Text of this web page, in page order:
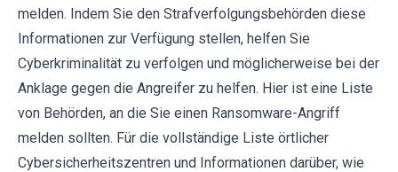
melden. Indem Sie den Strafverfolgungsbehörden diese
Informationen zur Verfügung stellen, helfen Sie
Cyberkriminalität zu verfolgen und möglicherweise bei der
Anklage gegen die Angreifer zu helfen. Hier ist eine Liste
von Behörden, an die Sie einen Ransomware-Angriff
melden sollten. Für die vollständige Liste örtlicher
Cybersicherheitszentren und Informationen darüber, wie